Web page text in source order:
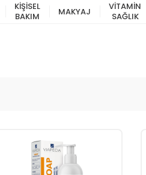
KIŞISEL
BAKIM
MAKYAJ
VITAMIN
SAĞLIK